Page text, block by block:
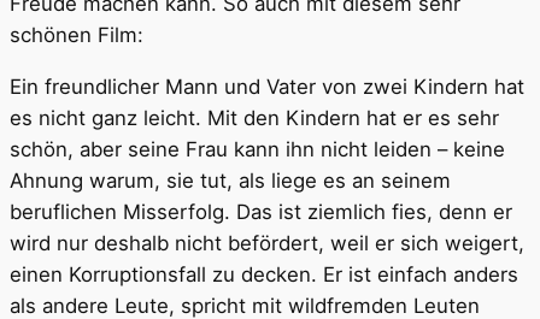
schönen Film:
Ein freundlicher Mann und Vater von zwei Kindern hat
es nicht ganz leicht. Mit den Kindern hat er es sehr
schön, aber seine Frau kann ihn nicht leiden – keine
Ahnung warum, sie tut, als liege es an seinem
beruflichen Misserfolg. Das ist ziemlich fies, denn er
wird nur deshalb nicht befördert, weil er sich weigert,
einen Korruptionsfall zu decken. Er ist einfach anders
als andere Leute, spricht mit wildfremden Leuten